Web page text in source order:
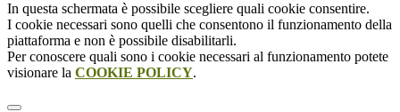
In questa schermata è possibile scegliere quali cookie consentire.
I cookie necessari sono quelli che consentono il funzionamento della
piattaforma e non è possibile disabilitarli.
Per conoscere quali sono i cookie necessari al funzionamento potete
visionare la COOKIE POLICY.